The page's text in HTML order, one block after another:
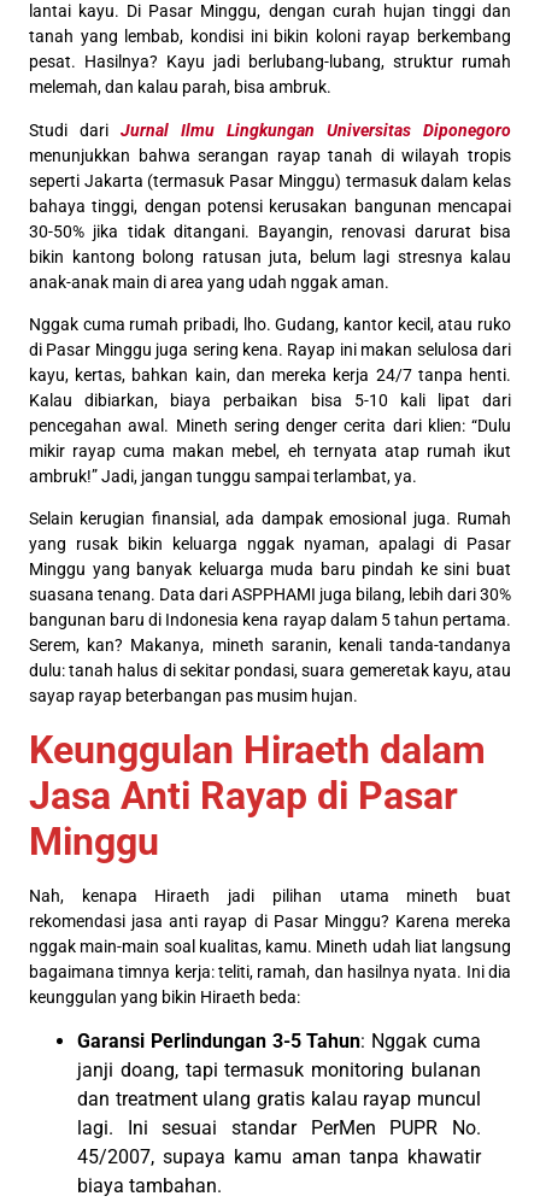
lantai kayu. Di Pasar Minggu, dengan curah hujan tinggi dan
tanah yang lembab, kondisi ini bikin koloni rayap berkembang
pesat. Hasilnya? Kayu jadi berlubang-lubang, struktur rumah
melemah, dan kalau parah, bisa ambruk.
Studi dari Jurnal Ilmu Lingkungan Universitas Diponegoro
menunjukkan bahwa serangan rayap tanah di wilayah tropis
seperti Jakarta (termasuk Pasar Minggu) termasuk dalam kelas
bahaya tinggi, dengan potensi kerusakan bangunan mencapai
30-50% jika tidak ditangani. Bayangin, renovasi darurat bisa
bikin kantong bolong ratusan juta, belum lagi stresnya kalau
anak-anak main di area yang udah nggak aman.
Nggak cuma rumah pribadi, lho. Gudang, kantor kecil, atau ruko
di Pasar Minggu juga sering kena. Rayap ini makan selulosa dari
kayu, kertas, bahkan kain, dan mereka kerja 24/7 tanpa henti.
Kalau dibiarkan, biaya perbaikan bisa 5-10 kali lipat dari
pencegahan awal. Mineth sering denger cerita dari klien: “Dulu
mikir rayap cuma makan mebel, eh ternyata atap rumah ikut
ambruk!” Jadi, jangan tunggu sampai terlambat, ya.
Selain kerugian finansial, ada dampak emosional juga. Rumah
yang rusak bikin keluarga nggak nyaman, apalagi di Pasar
Minggu yang banyak keluarga muda baru pindah ke sini buat
suasana tenang. Data dari ASPPHAMI juga bilang, lebih dari 30%
bangunan baru di Indonesia kena rayap dalam 5 tahun pertama.
Serem, kan? Makanya, mineth saranin, kenali tanda-tandanya
dulu: tanah halus di sekitar pondasi, suara gemeretak kayu, atau
sayap rayap beterbangan pas musim hujan.
Keunggulan Hiraeth dalam
Jasa Anti Rayap di Pasar
Minggu
Nah, kenapa Hiraeth jadi pilihan utama mineth buat
rekomendasi jasa anti rayap di Pasar Minggu? Karena mereka
nggak main-main soal kualitas, kamu. Mineth udah liat langsung
bagaimana timnya kerja: teliti, ramah, dan hasilnya nyata. Ini dia
keunggulan yang bikin Hiraeth beda:
Garansi Perlindungan 3-5 Tahun: Nggak cuma
janji doang, tapi termasuk monitoring bulanan
dan treatment ulang gratis kalau rayap muncul
lagi. Ini sesuai standar PerMen PUPR No.
45/2007, supaya kamu aman tanpa khawatir
biaya tambahan.